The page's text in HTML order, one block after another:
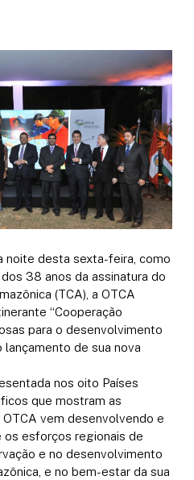
noite desta sexta-feira, como
38 anos da assinatura do
(TCA), a OTCA
“Cooperação
para o desenvolvimento
lançamento de sua nova
nos oito Países
que mostram as
vem desenvolvendo e
esforços regionais de
e no desenvolvimento
e no bem-estar da sua